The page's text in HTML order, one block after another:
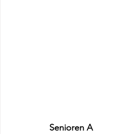
Senioren A